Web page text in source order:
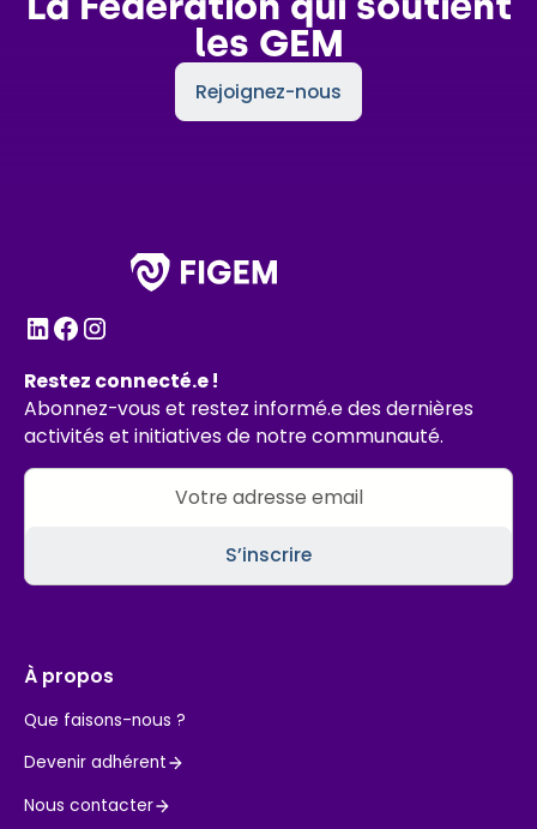
les GEM
Rejoignez-nous
Restez connecté.e !
Abonnez-vous et restez informé.e des dernières
activités et initiatives de notre communauté.
À propos
Que faisons-nous ?
Devenir adhérent
Nous contacter